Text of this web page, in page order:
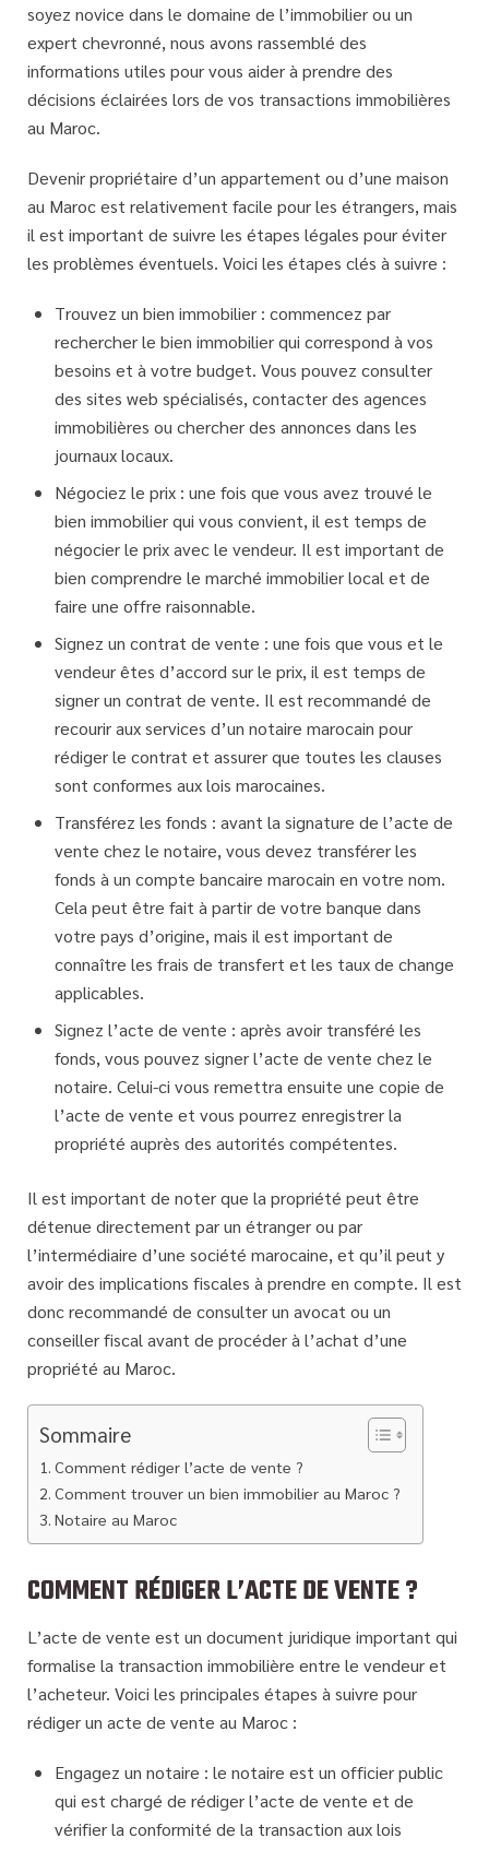
soyez novice dans le domaine de l’immobilier ou un
expert chevronné, nous avons rassemblé des
informations utiles pour vous aider à prendre des
décisions éclairées lors de vos transactions immobilières
au Maroc.
Devenir propriétaire d’un appartement ou d’une maison
au Maroc est relativement facile pour les étrangers, mais
il est important de suivre les étapes légales pour éviter
les problèmes éventuels. Voici les étapes clés à suivre :
Trouvez un bien immobilier : commencez par
rechercher le bien immobilier qui correspond à vos
besoins et à votre budget. Vous pouvez consulter
des sites web spécialisés, contacter des agences
immobilières ou chercher des annonces dans les
journaux locaux.
Négociez le prix : une fois que vous avez trouvé le
bien immobilier qui vous convient, il est temps de
négocier le prix avec le vendeur. Il est important de
bien comprendre le marché immobilier local et de
faire une offre raisonnable.
Signez un contrat de vente : une fois que vous et le
vendeur êtes d’accord sur le prix, il est temps de
signer un contrat de vente. Il est recommandé de
recourir aux services d’un notaire marocain pour
rédiger le contrat et assurer que toutes les clauses
sont conformes aux lois marocaines.
Transférez les fonds : avant la signature de l’acte de
vente chez le notaire, vous devez transférer les
fonds à un compte bancaire marocain en votre nom.
Cela peut être fait à partir de votre banque dans
votre pays d’origine, mais il est important de
connaître les frais de transfert et les taux de change
applicables.
Signez l’acte de vente : après avoir transféré les
fonds, vous pouvez signer l’acte de vente chez le
notaire. Celui-ci vous remettra ensuite une copie de
l’acte de vente et vous pourrez enregistrer la
propriété auprès des autorités compétentes.
Il est important de noter que la propriété peut être
détenue directement par un étranger ou par
l’intermédiaire d’une société marocaine, et qu’il peut y
avoir des implications fiscales à prendre en compte. Il est
donc recommandé de consulter un avocat ou un
conseiller fiscal avant de procéder à l’achat d’une
propriété au Maroc.
Sommaire
Comment rédiger l’acte de vente ?
Comment trouver un bien immobilier au Maroc ?
Notaire au Maroc
COMMENT RÉDIGER L’ACTE DE VENTE ?
L’acte de vente est un document juridique important qui
formalise la transaction immobilière entre le vendeur et
l’acheteur. Voici les principales étapes à suivre pour
rédiger un acte de vente au Maroc :
Engagez un notaire : le notaire est un officier public
qui est chargé de rédiger l’acte de vente et de
vérifier la conformité de la transaction aux lois